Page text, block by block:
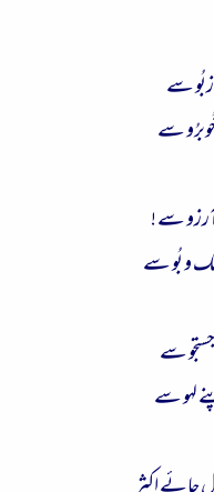
سے
سے
سے !
و بُو سے
سے
لہو سے